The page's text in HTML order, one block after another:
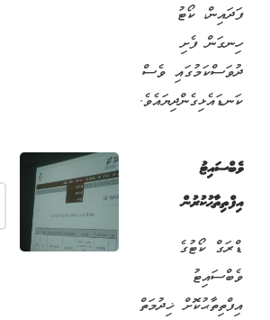
ފަދައިން، ކޯޓު
ހިނގަން ފެށި
ދުވަސްކަމުގައި ވެސް
ކަނޑައެޅިގެންދިޔައެވެ.
ވެބްސައިޓު
އިފްތިތާޙުކުރުން
ޑްރަގް ކޯޓުގެ
ވެބްސައިޓު
އިފްތިތާޙުކޮށް ޚިދުމަތް